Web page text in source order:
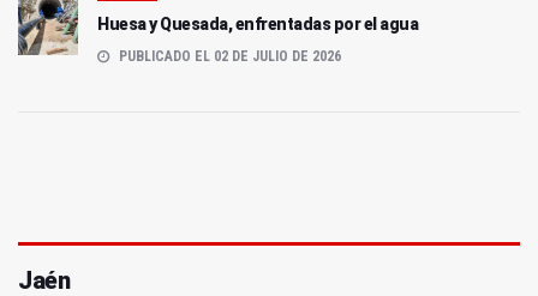
Huesa y Quesada, enfrentadas por el agua
PUBLICADO EL 02 DE JULIO DE 2026
Jaén